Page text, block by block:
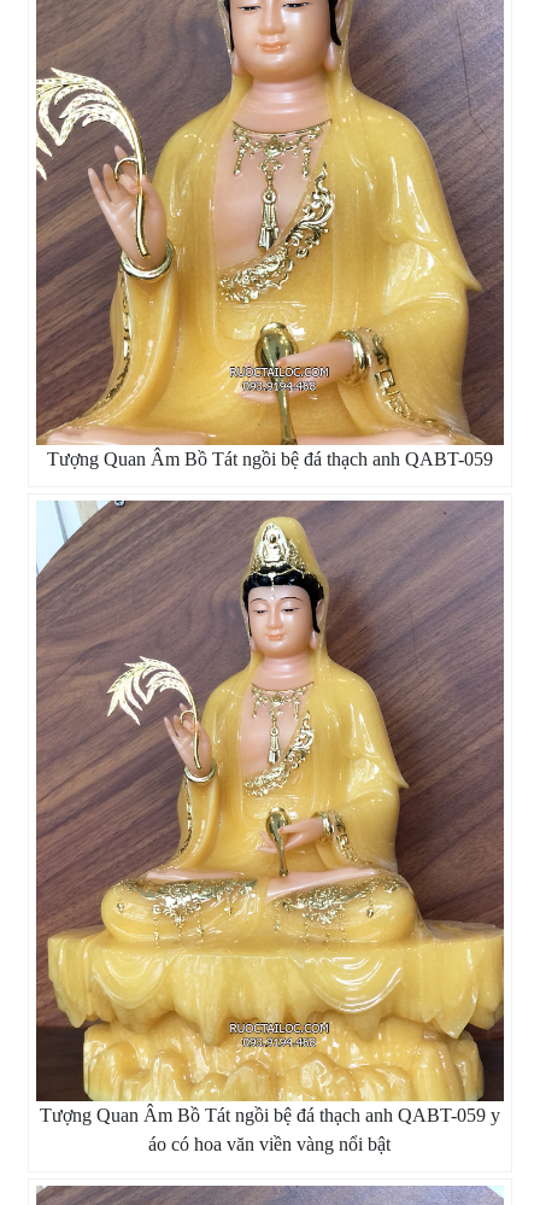
Tượng Quan Âm Bồ Tát ngồi bệ đá thạch anh QABT-059
Tượng Quan Âm Bồ Tát ngồi bệ đá thạch anh QABT-059 y
áo có hoa văn viền vàng nổi bật